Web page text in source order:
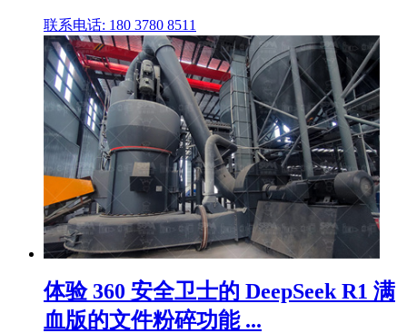
联系电话: 180 3780 8511
体验 360 安全卫士的 DeepSeek R1 满
血版的文件粉碎功能 ...